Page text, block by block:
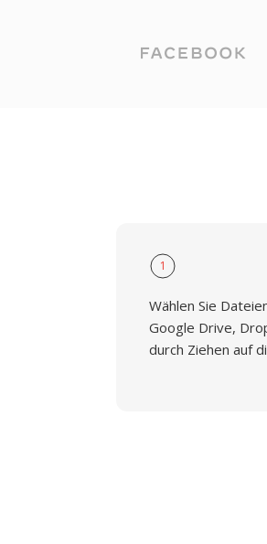
1
Wählen Sie
Google Drive,
durch Ziehen auf